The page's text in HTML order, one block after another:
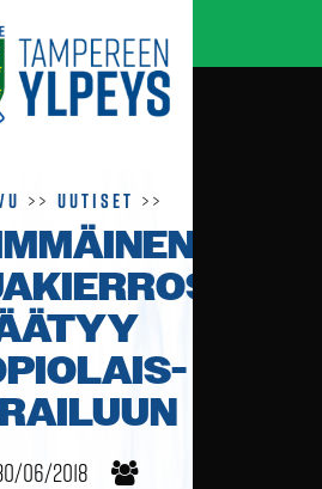
>>Uutiset >>
06/2018